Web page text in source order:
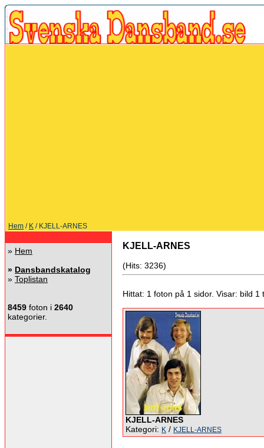
Hem / K / KJELL-ARNES
» Hem
» Dansbandskatalog
» Toplistan
8459 foton i 2640
kategorier.
KJELL-ARNES
(Hits: 3236)
Hittat: 1 foton på 1 sidor. Visar: bild 1
KJELL-ARNES
Kategori: K / KJELL-ARNES